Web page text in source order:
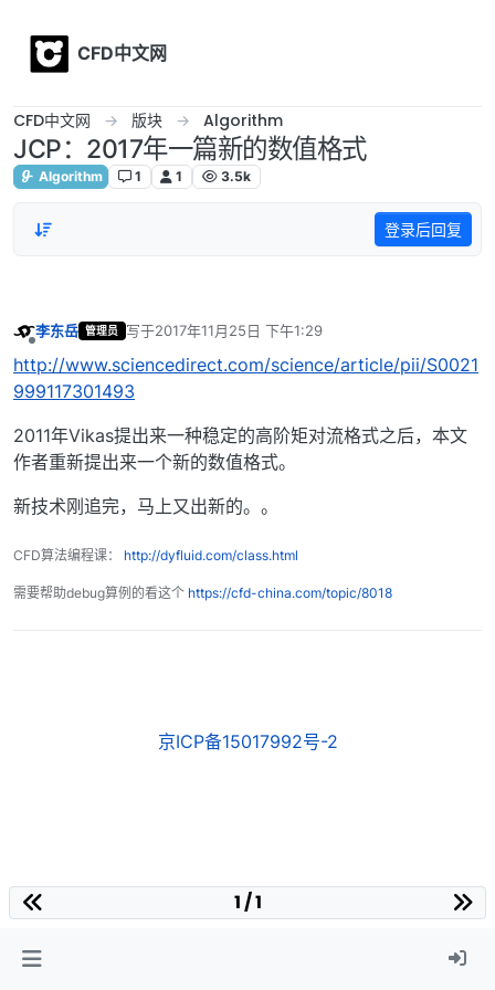
CFD中文网
CFD中文网 版块 Algorithm
JCP：2017年一篇新的数值格式
Algorithm 1 1 3.5k
登录后回复
李东岳 管理员 写于2017年11月25日 下午1:29
最后由 编辑
http://www.sciencedirect.com/science/article/pii/S0021
999117301493
2011年Vikas提出来一种稳定的高阶矩对流格式之后，本文
作者重新提出来一个新的数值格式。
新技术刚追完，马上又出新的。。
CFD算法编程课： http://dyfluid.com/class.html
需要帮助debug算例的看这个 https://cfd-china.com/topic/8018
京ICP备15017992号-2
1 / 1